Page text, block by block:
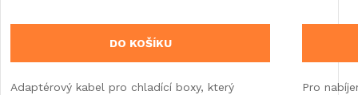
DO KOŠÍKU
Adaptérový kabel pro chladící boxy, který
Pro